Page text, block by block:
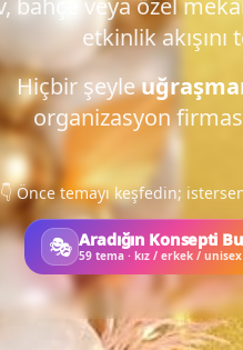
bahçe veya özel
etkinlik
Hiçbir şeyle
organizasyon
👇 Önce temayı keşfedin;
🎭 Aradığın Konsepti
59 tema · kız / erkek / unisex